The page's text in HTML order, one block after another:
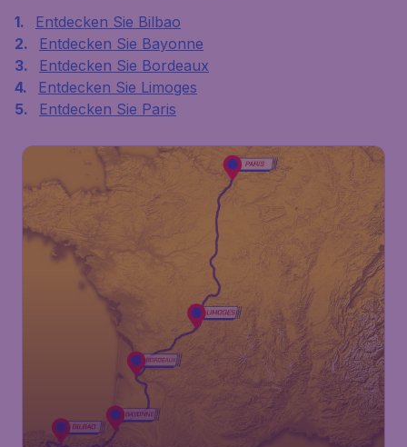
Entdecken Sie Bilbao
Entdecken Sie Bayonne
Entdecken Sie Bordeaux
Entdecken Sie Limoges
Entdecken Sie Paris